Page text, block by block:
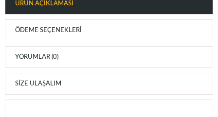
ÜRÜN AÇIKLAMASI
ÖDEME SEÇENEKLERI
YORUMLAR (0)
SIZE ULAŞALIM